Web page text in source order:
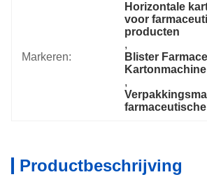
Markeren:
Horizontale
voor
producten
,
Blister
Kartonmachine
,
Productbeschrijving